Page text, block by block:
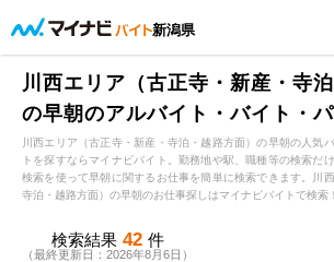
新潟県
川西エリア（古正寺・新産・寺泊
の早朝のアルバイト・バイト・
川西エリア（古正寺・新産・寺泊・越路方面）の早朝の人気
トを探すならマイナビバイト。勤務地や駅、職種等の検索だ
検索を使って早朝に関するお仕事を簡単に検索できます。川
寺泊・越路方面）の早朝のお仕事探しはマイナビバイトで検索！
検索結果 42 件
（最終更新日：2026年8月6日）